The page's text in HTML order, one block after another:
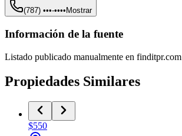
(787) •••-•••• Mostrar
Información de la fuente
Listado publicado manualmente en finditpr.com
Propiedades Similares
$550